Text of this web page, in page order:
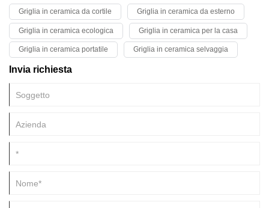
Griglia in ceramica da cortile Griglia in ceramica da esterno
Griglia in ceramica ecologica Griglia in ceramica per la casa
Griglia in ceramica portatile Griglia in ceramica selvaggia
Invia richiesta